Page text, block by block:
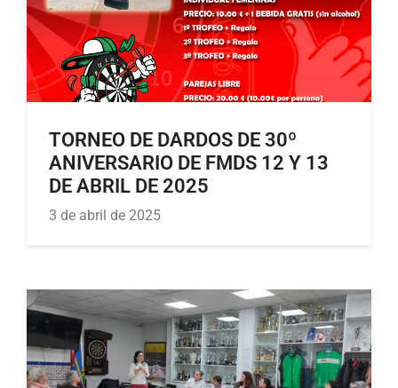
TORNEO DE DARDOS DE 30º
ANIVERSARIO DE FMDS 12 Y 13
DE ABRIL DE 2025
3 de abril de 2025